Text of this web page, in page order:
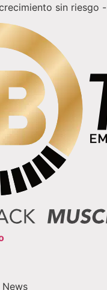
sin riesgo -
News